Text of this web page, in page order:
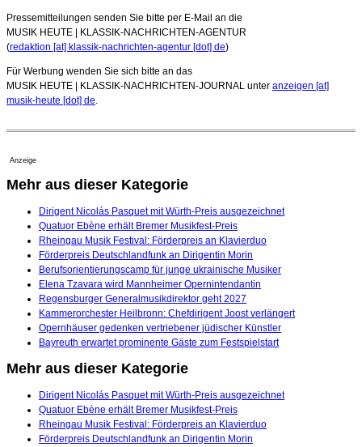
Pressemitteilungen senden Sie bitte per E-Mail an die
MUSIK HEUTE | KLASSIK-NACHRICHTEN-AGENTUR
(redaktion [at] klassik-nachrichten-agentur [dot] de)
Für Werbung wenden Sie sich bitte an das
MUSIK HEUTE | KLASSIK-NACHRICHTEN-JOURNAL unter anzeigen [at]
musik-heute [dot] de
Anzeige
Mehr aus dieser Kategorie
Dirigent Nicolás Pasquet mit Würth-Preis ausgezeichnet
Quatuor Ebène erhält Bremer Musikfest-Preis
Rheingau Musik Festival: Förderpreis an Klavierduo
Förderpreis Deutschlandfunk an Dirigentin Morin
Berufsorientierungscamp für junge ukrainische Musiker
Elena Tzavara wird Mannheimer Opernintendantin
Regensburger Generalmusikdirektor geht 2027
Kammerorchester Heilbronn: Chefdirigent Joost verlängert
Opernhäuser gedenken vertriebener jüdischer Künstler
Bayreuth erwartet prominente Gäste zum Festspielstart
Mehr aus dieser Kategorie
Dirigent Nicolás Pasquet mit Würth-Preis ausgezeichnet
Quatuor Ebène erhält Bremer Musikfest-Preis
Rheingau Musik Festival: Förderpreis an Klavierduo
Förderpreis Deutschlandfunk an Dirigentin Morin